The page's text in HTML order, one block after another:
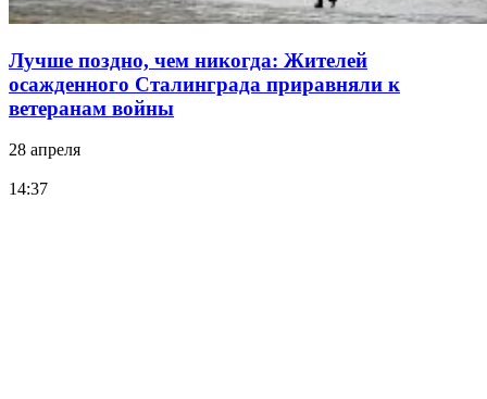
Лучше поздно, чем никогда: Жителей
осажденного Сталинграда приравняли к
ветеранам войны
28 апреля
14:37